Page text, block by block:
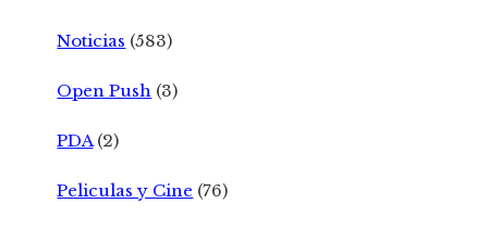
Noticias (583)
Open Push (3)
PDA(2)
Peliculas y Cine (76)